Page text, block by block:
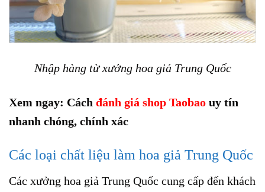
Nhập hàng từ xưởng hoa giả Trung Quốc
Xem ngay: Cách đánh giá shop Taobao uy tín
nhanh chóng, chính xác
Các loại chất liệu làm hoa giả Trung Quốc
Các xưởng hoa giả Trung Quốc cung cấp đến khách